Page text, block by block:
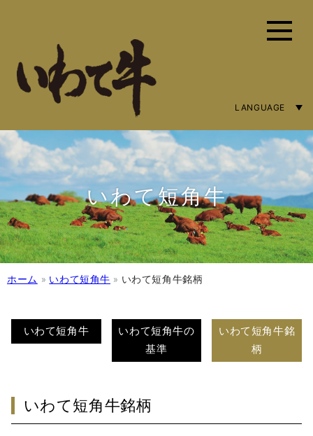
LANGUAGE
ENGLISH
简体字
繁體中文
いわて短角牛
ホーム » いわて短角牛 » いわて短角牛銘柄
いわて短角牛
いわて短角牛の
基準
いわて短角牛銘
柄
いわて短角牛銘柄